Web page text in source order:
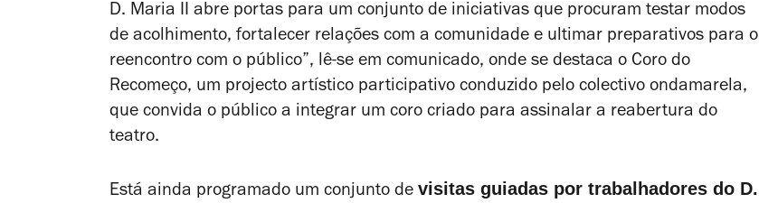
D. Maria II abre portas para um conjunto de iniciativas que procuram testar modos
de acolhimento, fortalecer relações com a comunidade e ultimar preparativos para o
reencontro com o público”, lê-se em comunicado, onde se destaca o Coro do
Recomeço, um projecto artístico participativo conduzido pelo colectivo ondamarela,
que convida o público a integrar um coro criado para assinalar a reabertura do
teatro.
Está ainda programado um conjunto de visitas guiadas por trabalhadores do D.